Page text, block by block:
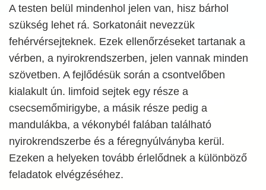
A testen belül mindenhol jelen van, hisz bárhol
szükség lehet rá. Sorkatonáit nevezzük
fehérvérsejteknek. Ezek ellenőrzéseket tartanak a
vérben, a nyirokrendszerben, jelen vannak minden
szövetben. A fejlődésük során a csontvelőben
kialakult ún. limfoid sejtek egy része a
csecsemőmirigybe, a másik része pedig a
mandulákba, a vékonybél falában található
nyirokrendszerbe és a féregnyúlványba kerül.
Ezeken a helyeken tovább érlelődnek a különböző
feladatok elvégzéséhez.